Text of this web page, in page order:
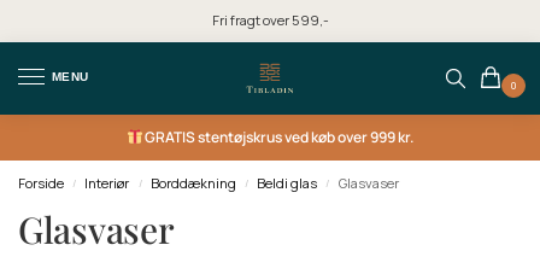
Fri fragt over 599,-
MENU
0
GRATISstentøjskrus ved køb over 999 kr.
Forside / Interiør / Borddækning / Beldi glas / Glasvaser
Glasvaser